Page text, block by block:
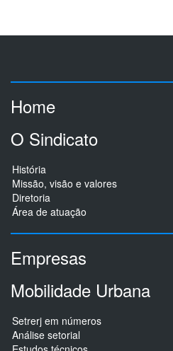
Home
O Sindicato
História
Missão, visão e valores
Diretoria
Área de atuação
Empresas
Mobilidade Urbana
Setrerj em números
Análise setorial